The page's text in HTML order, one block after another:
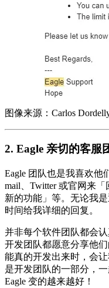
图像来源：Carlos
2. Eagle 亲切的客服
Eagle 团队也是我喜欢他
mail、Twitter 或官网来
新的功能」等。无论我
时间给我详细的回复。
并非每个软件团队都会
开发团队都愿意分享他
能真的开发出来时，会
是开发团队的一部分，
Eagle 变的越来越好！